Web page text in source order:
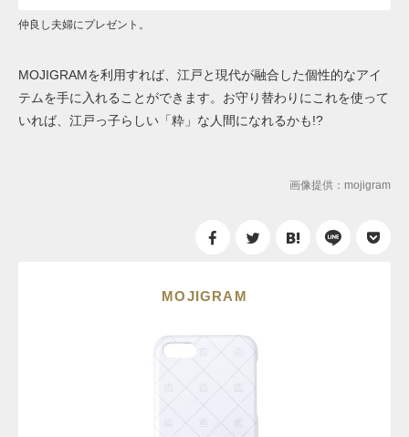
仲良し夫婦にプレゼント。
MOJIGRAMを利用すれば、江戸と現代が融合した個性的なアイ
テムを手に入れることができます。お守り替わりにこれを使って
いれば、江戸っ子らしい「粋」な人間になれるかも!?
画像提供：mojigram
MOJIGRAM